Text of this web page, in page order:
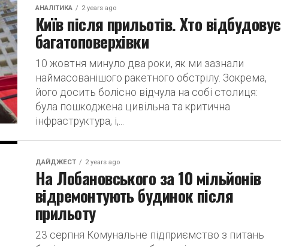
АНАЛІТИКА 2 years ago
Київ після прильотів. Хто відбудовує
багатоповерхівки
10 жовтня минуло два роки, як ми зазнали
наймасованішого ракетного обстрілу. Зокрема,
його досить болісно відчула на собі столиця:
була пошкоджена цивільна та критична
інфраструктура, і,...
ДАЙДЖЕСТ 2 years ago
На Лобановського за 10 мільйонів
відремонтують будинок після
прильоту
23 серпня Комунальне підприємство з питань